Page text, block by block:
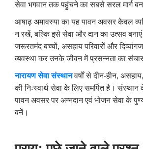
सेवा भगवान तक पहुंचने का सबसे सरल मार्ग बन
आषाढ़ अमावस्या का यह पावन अवसर केवल
न रखें, बल्कि इसे सेवा और दान का उत्सव
जरूरतमंद बच्चों, असहाय परिवारों और
व्यवस्था कर उनके जीवन में प्रसन्नता का
नारायण सेवा संस्थानवर्षों से दीन-हीन,
की निःस्वार्थ सेवा के लिए समर्पित है।
पावन अवसर पर अन्नदान एवं भोजन सेवा के
बनें।